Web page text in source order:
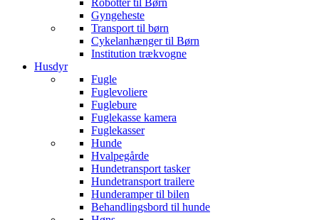
Robotter til Børn
Gyngeheste
Transport til børn
Cykelanhænger til Børn
Institution trækvogne
Husdyr
Fugle
Fuglevoliere
Fuglebure
Fuglekasse kamera
Fuglekasser
Hunde
Hvalpegårde
Hundetransport tasker
Hundetransport trailere
Hunderamper til bilen
Behandlingsbord til hunde